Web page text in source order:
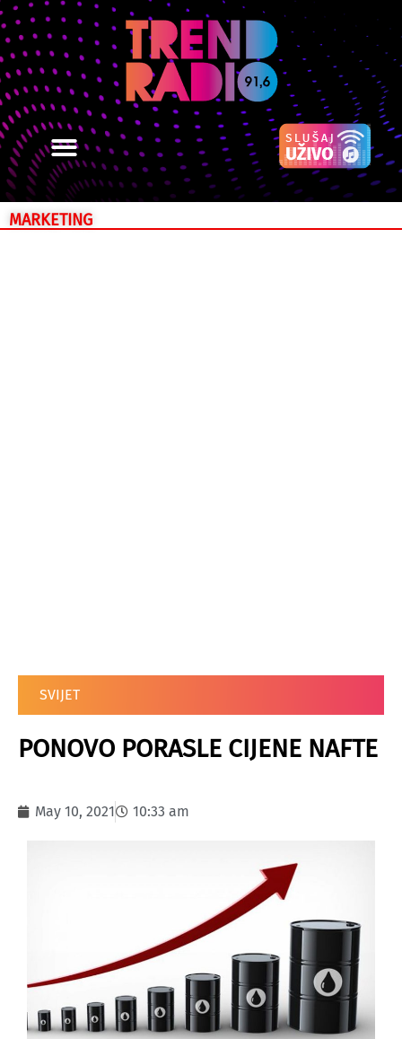
MARKETING
SVIJET
PONOVO PORASLE CIJENE NAFTE
May 10, 2021 10:33 am